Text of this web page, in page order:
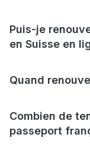
Puis-je
en Suisse en
Quand
Combien de
passeport